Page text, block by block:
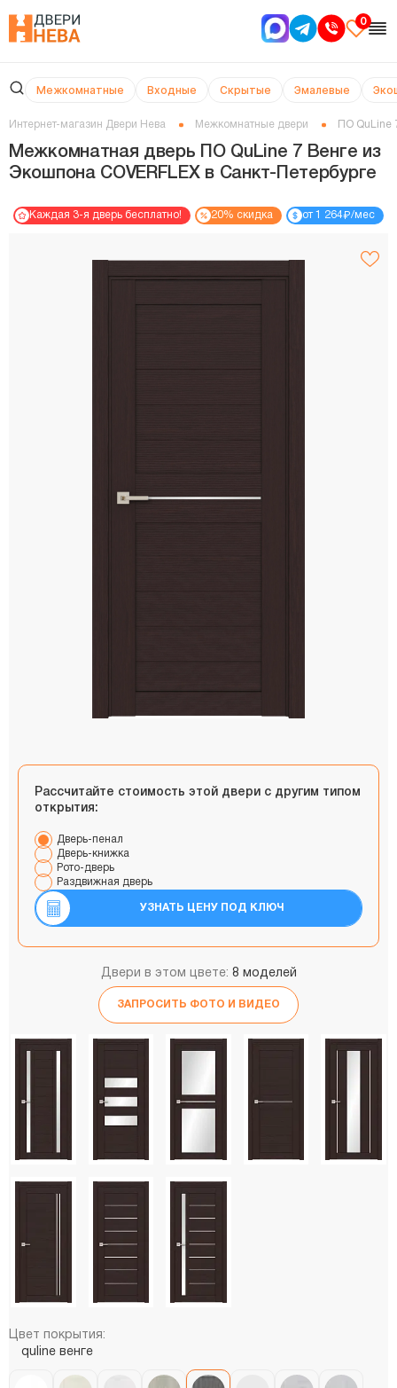
0
Межкомнатные Входные Скрытые Эмалевые
Интернет-магазин Двери Нева Межкомнатные двери ПО QuLine
Межкомнатная дверь ПО QuLine 7 Венге из
Экошпона COVERFLEX в Cанкт-Петербурге
Каждая 3-я дверь бесплатно! 20% скидка от 1 264₽/мес
Рассчитайте стоимость этой двери с другим типом
открытия:
Дверь-пенал
Дверь-книжка
Рото-дверь
Раздвижная дверь
УЗНАТЬ ЦЕНУ ПОД КЛЮЧ
Двери в этом цвете: 8 моделей
ЗАПРОСИТЬ ФОТО И ВИДЕО
Цвет покрытия:
quline венге